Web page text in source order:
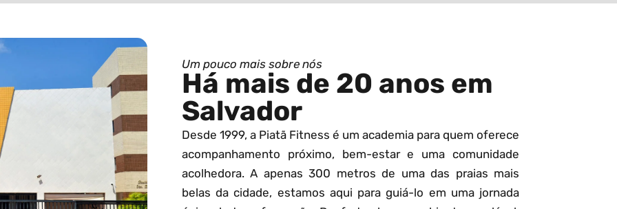
Um pouco mais sobre nós
Há mais de 20 anos em
Salvador
Desde 1999, a Piatã Fitness é um academia para quem oferece
acompanhamento próximo, bem-estar e uma comunidade
acolhedora. A apenas 300 metros de uma das praias mais
belas da cidade, estamos aqui para guiá-lo em uma jornada